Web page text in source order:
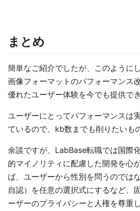
まとめ
簡単なご紹介でしたが、このように
画像フォーマットのパフォーマンス
優れたユーザー体験を今でも提供で
ユーザーにとってパフォーマンスは
ているので、kb数までも削りたいも
余談ですが、LabBase転職では国際
的マイノリティに配慮した開発を心
ば、ユーザーから性別を問うのでは
自認）を任意の選択式にするなど、
ーザーのプライバシーと人権を尊重